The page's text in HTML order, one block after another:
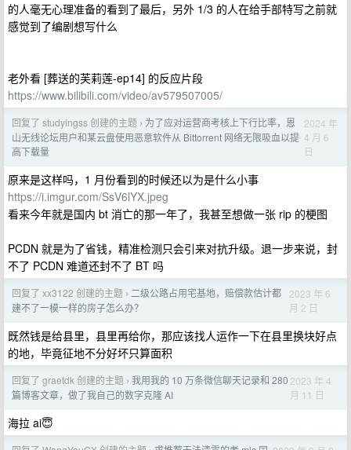
的人毫无心理准备的看到了最后，另外 1/3 的人在给手部特写之前就
感觉到了编剧想写什么
老外看 [葬送的芙莉莲-ep14] 的反应片段
https://www.bilibili.com/video/av579507005/
回复了 studyingss 创建的主题 › 为了应对运营商考核上下行比率，恩
山无线论坛用户和某云盘使用恶意软件从 Bittorrent 网络无限吸血以提
高下载量
2024 年
4 月 6
日
原来是这样吗，1 月份看到的时候还以为是什么小事
https://i.imgur.com/SsV6lYX.jpeg
看来今年就是国内 bt 消亡的那一年了，我甚至想做一张 rip 的梗图
PCDN 就是为了省钱，精准检测只会引来对抗升级。退一步来说，封
不了 PCDN 难道还封不了 BT 吗
回复了 xx3122 创建的主题 › 二级公路占用宅基地，赔偿款估计都
建不了一模一样的房子怎么办？
2023 年 6
月 2 日
既然钱是给县里，县里再给你，那应该找人运作一下在县里换块好点
的地，毕竟征地不分好坏只算面积
回复了 graetdk 创建的主题 › 我用我的 10 万条微信聊天记录和 280
篇博客文章，做了我自己的数字克隆 AI
2023 年 4
月 11 日
海拉 ai😇